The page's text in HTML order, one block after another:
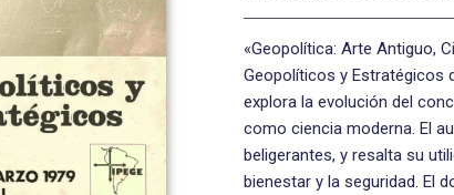
«Geopolítica: Arte Antiguo,
Geopolíticos y Estratégicos
explora la evolución del
como ciencia moderna. El
beligerantes, y resalta su
bienestar y la seguridad. El